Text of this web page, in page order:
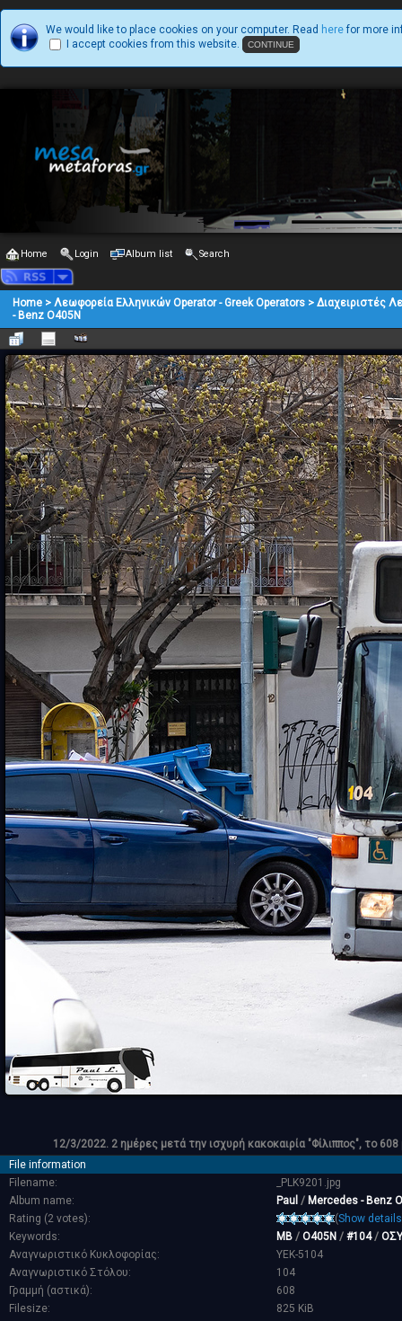
We would like to place cookies on your computer. Read here for more
I accept cookies from this website.
Home Login Album list Search
Home > Λεωφορεία Ελληνικών Operator - Greek Operators > Διαχειριστές
- Benz O405N
12/3/2022. 2 ημέρες μετά την ισχυρή κακοκαιρία "Φίλιππος", το
File information
Filename:
_PLK9201.jpg
Album name:
Paul / Mercedes - Benz
Rating (2 votes):
(Show details
Keywords:
MB / O405N / #104/ ΟΣΥ
Αναγνωριστικό Κυκλοφορίας:
YEK-5104
Αναγνωριστικό Στόλου:
104
Γραμμή (αστικά):
608
Filesize:
825 KiB